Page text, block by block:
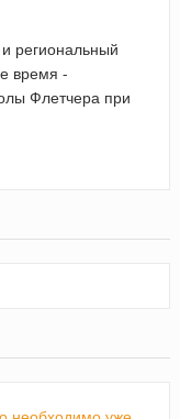
региональный
время -
Флетчера при